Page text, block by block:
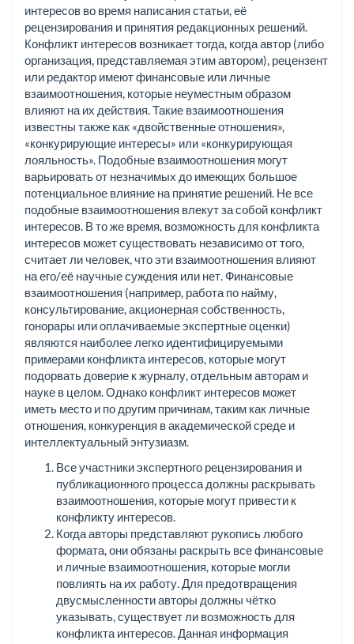
интересов во время написания статьи, её
рецензирования и принятия редакционных решений.
Конфликт интересов возникает тогда, когда автор (либо
организация, представляемая этим автором), рецензент
или редактор имеют финансовые или личные
взаимоотношения, которые неуместным образом
влияют на их действия. Такие взаимоотношения
известны также как «двойственные отношения»,
«конкурирующие интересы» или «конкурирующая
лояльность». Подобные взаимоотношения могут
варьировать от незначимых до имеющих большое
потенциальное влияние на принятие решений. Не все
подобные взаимоотношения влекут за собой конфликт
интересов. В то же время, возможность для конфликта
интересов может существовать независимо от того,
считает ли человек, что эти взаимоотношения влияют
на его/её научные суждения или нет. Финансовые
взаимоотношения (например, работа по найму,
консультирование, акционерная собственность,
гонорары или оплачиваемые экспертные оценки)
являются наиболее легко идентифицируемыми
примерами конфликта интересов, которые могут
подорвать доверие к журналу, отдельным авторам и
науке в целом. Однако конфликт интересов может
иметь место и по другим причинам, таким как личные
отношения, конкуренция в академической среде и
интеллектуальный энтузиазм.
Все участники экспертного рецензирования и
публикационного процесса должны раскрывать
взаимоотношения, которые могут привести к
конфликту интересов.
Когда авторы представляют рукопись любого
формата, они обязаны раскрыть все финансовые
и личные взаимоотношения, которые могли
повлиять на их работу. Для предотвращения
двусмысленности авторы должны чётко
указывать, существует ли возможность для
конфликта интересов. Данная информация